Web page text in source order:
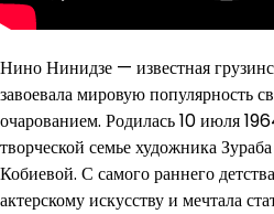
Нино Нинидзе — известная
завоевала мировую популярность
очарованием. Родилась 10 июля
творческой семье художника
Кобиевой. С самого раннего
актерскому искусству и мечтала